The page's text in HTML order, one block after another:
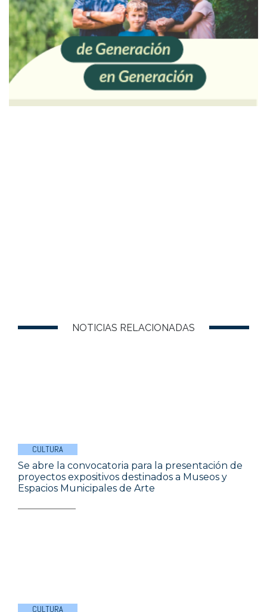
NOTICIAS RELACIONADAS
CULTURA
Se abre la convocatoria para la presentación de
proyectos expositivos destinados a Museos y
Espacios Municipales de Arte
CULTURA